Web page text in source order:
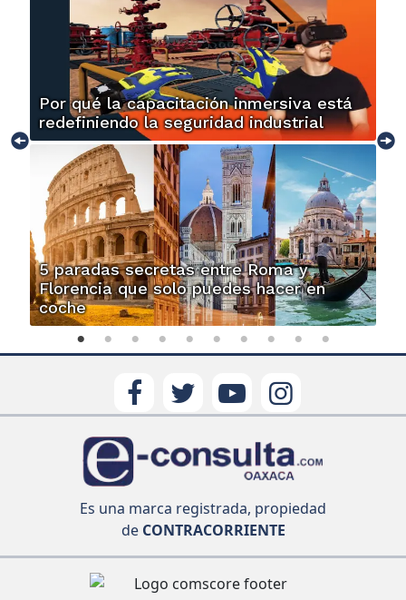
Por qué la capacitación inmersiva está
redefiniendo la seguridad industrial
5 paradas secretas entre Roma y
Florencia que solo puedes hacer en
coche
Es una marca registrada, propiedad
deCONTRACORRIENTE